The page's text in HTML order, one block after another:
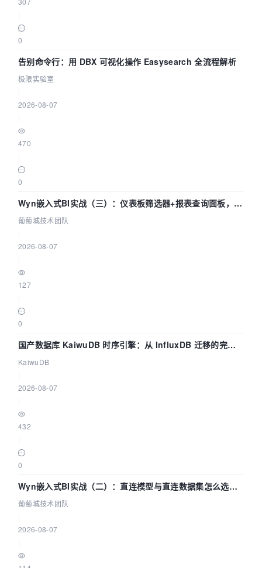
0
告别命令行：用 DBX 可视化操作 Easysearch 全流程解析
极限实验室
2026-08-07
470
0
Wyn嵌入式BI实战（三）：仪表板筛选器+报表查询面板，参
数联动全闭环
葡萄城技术团队
2026-08-07
127
0
国产数据库 KaiwuDB 时序引擎：从 InfluxDB 迁移的完整
技术路径
KaiwuDB
2026-08-07
432
0
Wyn嵌入式BI实战（二）：直连模型与直连数据集怎么选，
参数为什么不生效？| 葡萄城技术团队
葡萄城技术团队
2026-08-07